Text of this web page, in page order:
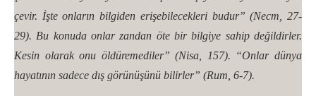
çevir. İşte onların bilgiden erişebilecekleri budur” (Necm, 27-
29). Bu konuda onlar zandan öte bir bilgiye sahip değildirler.
Kesin olarak onu öldüremediler” (Nisa, 157). “Onlar dünya
hayatının sadece dış görünüşünü bilirler” (Rum, 6-7).